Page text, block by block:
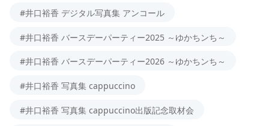
#井口裕香 デジタル写真集 アンコール
#井口裕香 バースデーパーティー2025 ～ゆかちンち～
#井口裕香 バースデーパーティー2026 ～ゆかちンち～
#井口裕香 写真集 cappuccino
#井口裕香 写真集 cappuccino出版記念取材会